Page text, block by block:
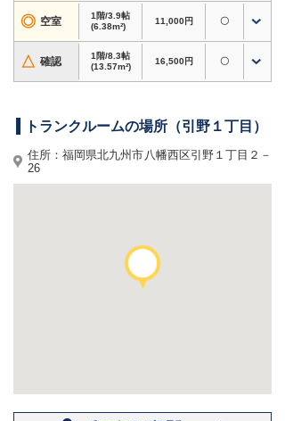
収納スペース確保に
・アウトドア用品・スポーツ用品・大型荷物の保
管にも対応
・書類・資材・在庫商品など、個人〜法人利用ま
で対応
ホームページからのお申込みで初期費用3,000円
割引！
賃料半額キャンペーン実施中。6ヶ月以上のご利
用条件あり。内覧やサイズのご相談もお気軽にど
ルーム・レンタル倉庫・貸し倉庫をお探しなら、
ドッとあ〜るコンテナ 引野1丁目
◎ 空室
1階/3.9帖
(6.38m²)
11,000円 〇
△ 確認
1階/8.3帖
(13.57m²)
16,500円 〇
トランクルームの場所（引野１丁目）
住所：福岡県北九州市八幡西区引野１丁目２－
26